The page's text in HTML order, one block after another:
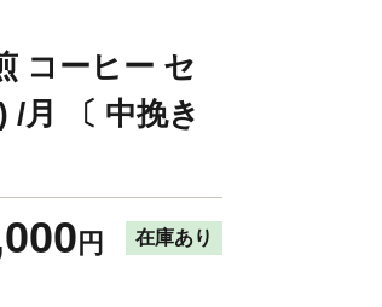
コーヒー セ
/月 〔 中挽き
円 在庫あり